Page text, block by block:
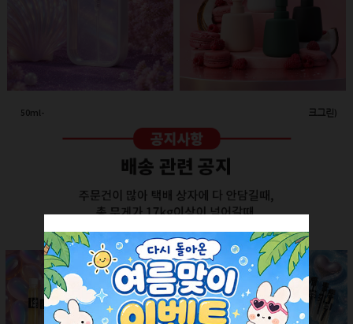
50ml-애플 스프레이(투명/화이트캡)
회원공개
260ml-고급세라믹 펌프용기(다크그린)
회원공개
더보기 +